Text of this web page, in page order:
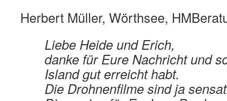
Herbert Müller, Wörthsee,
Liebe Heide und Erich,
danke für Eure Nachricht und
Island gut erreicht habt.
Die Drohnenfilme sind ja